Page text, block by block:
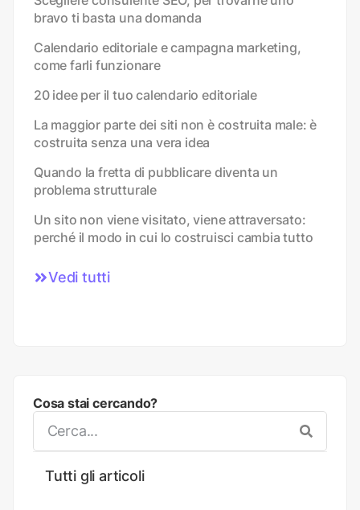
bravo ti basta una domanda
Calendario editoriale e campagna marketing,
come farli funzionare
20 idee per il tuo calendario editoriale
La maggior parte dei siti non è costruita male: è
costruita senza una vera idea
Quando la fretta di pubblicare diventa un
problema strutturale
Un sito non viene visitato, viene attraversato:
perché il modo in cui lo costruisci cambia tutto
Vedi tutti
Cosa stai cercando?
Tutti gli articoli